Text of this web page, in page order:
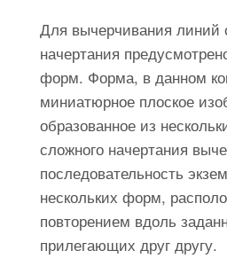
Для вычерчивания линий
начертания
форм. Форма, в данном
миниатюрное плоское
образованное из
сложного начертания
последовательность
нескольких форм,
повторением вдоль
прилегающих друг другу.